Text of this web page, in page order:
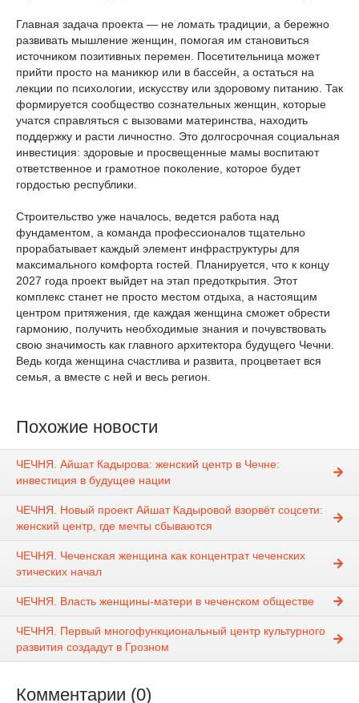
Главная задача проекта — не ломать традиции, а бережно
развивать мышление женщин, помогая им становиться
источником позитивных перемен. Посетительница может
прийти просто на маникюр или в бассейн, а остаться на
лекции по психологии, искусству или здоровому питанию. Так
формируется сообщество сознательных женщин, которые
учатся справляться с вызовами материнства, находить
поддержку и расти личностно. Это долгосрочная социальная
инвестиция: здоровые и просвещенные мамы воспитают
ответственное и грамотное поколение, которое будет
гордостью республики.
Строительство уже началось, ведется работа над
фундаментом, а команда профессионалов тщательно
прорабатывает каждый элемент инфраструктуры для
максимального комфорта гостей. Планируется, что к концу
2027 года проект выйдет на этап предоткрытия. Этот
комплекс станет не просто местом отдыха, а настоящим
центром притяжения, где каждая женщина сможет обрести
гармонию, получить необходимые знания и почувствовать
свою значимость как главного архитектора будущего Чечни.
Ведь когда женщина счастлива и развита, процветает вся
семья, а вместе с ней и весь регион.
Похожие новости
ЧЕЧНЯ. Айшат Кадырова: женский центр в Чечне:
инвестиция в будущее нации
ЧЕЧНЯ. Новый проект Айшат Кадыровой взорвёт соцсети:
женский центр, где мечты сбываются
ЧЕЧНЯ. Чеченская женщина как концентрат чеченских
этических начал
ЧЕЧНЯ. Власть женщины-матери в чеченском обществе
ЧЕЧНЯ. Первый многофункциональный центр культурного
развития создадут в Грозном
Комментарии (0)